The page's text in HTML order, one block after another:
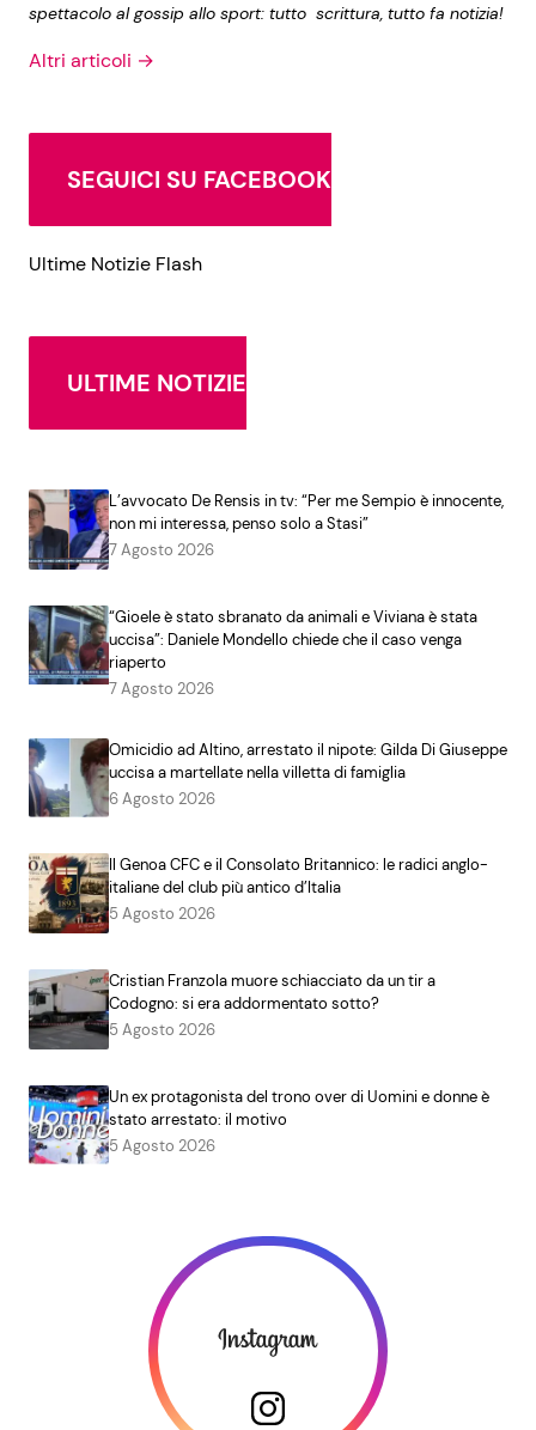
spettacolo al gossip allo sport: tutto scrittura, tutto fa notizia!
Altri articoli →
SEGUICI SU FACEBOOK
Ultime Notizie Flash
ULTIME NOTIZIE
L’avvocato De Rensis in tv: “Per me Sempio è innocente,
non mi interessa, penso solo a Stasi”
7 Agosto 2026
“Gioele è stato sbranato da animali e Viviana è stata
uccisa”: Daniele Mondello chiede che il caso venga
riaperto
7 Agosto 2026
Omicidio ad Altino, arrestato il nipote: Gilda Di Giuseppe
uccisa a martellate nella villetta di famiglia
6 Agosto 2026
Il Genoa CFC e il Consolato Britannico: le radici anglo-
italiane del club più antico d’Italia
5 Agosto 2026
Cristian Franzola muore schiacciato da un tir a
Codogno: si era addormentato sotto?
5 Agosto 2026
Un ex protagonista del trono over di Uomini e donne è
stato arrestato: il motivo
5 Agosto 2026